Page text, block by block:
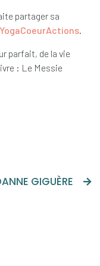
partager sa
YogaCoeurActions.
parfait, de la vie
: Le Messie
GIGUÈRE